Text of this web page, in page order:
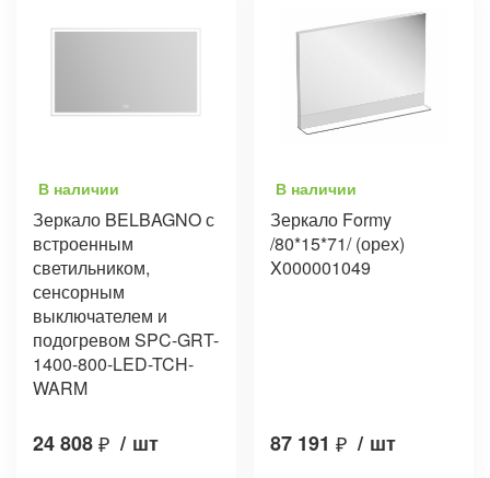
В наличии
Зеркало BELBAGNO с
встроенным
светильником,
сенсорным
выключателем и
подогревом SPC-GRT-
1400-800-LED-TCH-
WARM
24 808₽ / шт
В наличии
Зеркало Formy
/80*15*71/ (орех)
X000001049
87 191₽ / шт